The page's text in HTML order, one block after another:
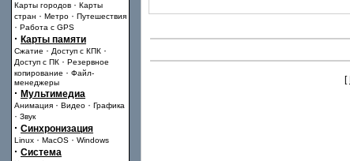
Карты городов · Карты
стран · Метро · Путешествия
· Работа с GPS
· Карты памяти
Сжатие · Доступ с КПК ·
Доступ с ПК · Резервное
копирование · Файл-
менеджеры
· Мультимедиа
Анимация · Видео · Графика
· Звук
· Синхронизация
Linux · MacOS · Windows
· Система
[